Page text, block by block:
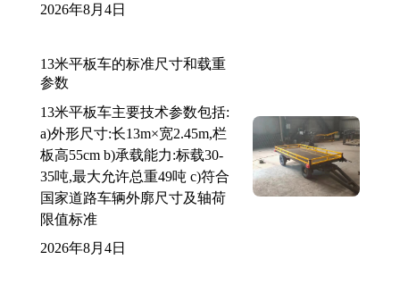
2026年8月4日
13米平板车的标准尺寸和载重
参数
13米平板车主要技术参数包括:
a)外形尺寸:长13m×宽2.45m,栏
板高55cm b)承载能力:标载30-
35吨,最大允许总重49吨 c)符合
国家道路车辆外廓尺寸及轴荷
限值标准
2026年8月4日